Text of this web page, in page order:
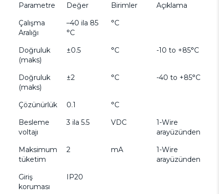
Parametre Değer Birimler
Açıklama
Çalışma
Aralığı
–40 ila 85
°C
°C
Doğruluk
(maks)
±0.5 °C -10 to +85°C
Doğruluk
(maks)
±2 °C -40 to +85°C
Çözünürlük 0.1
°C
Besleme
voltajı
3 ila 5.5 VDC
1-Wire
arayüzünden
Maksimum
tüketim
2 mA
1-Wire
arayüzünden
Giriş
koruması
IP20